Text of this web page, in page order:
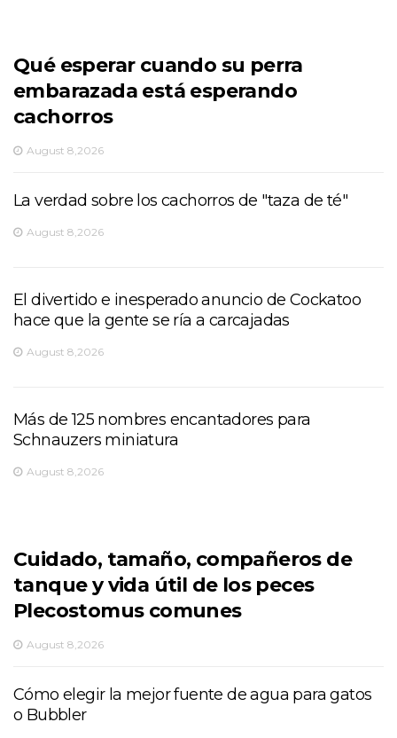
Qué esperar cuando su perra
embarazada está esperando
cachorros
August 8,2026
La verdad sobre los cachorros de "taza de té"
August 8,2026
El divertido e inesperado anuncio de Cockatoo
hace que la gente se ría a carcajadas
August 8,2026
Más de 125 nombres encantadores para
Schnauzers miniatura
August 8,2026
Cuidado, tamaño, compañeros de
tanque y vida útil de los peces
Plecostomus comunes
August 8,2026
Cómo elegir la mejor fuente de agua para gatos
o Bubbler